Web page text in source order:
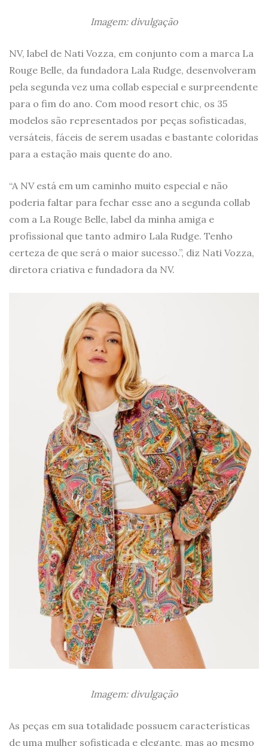
Imagem: divulgação
NV, label de Nati Vozza, em conjunto com a marca La
Rouge Belle, da fundadora Lala Rudge, desenvolveram
pela segunda vez uma collab especial e surpreendente
para o fim do ano. Com mood resort chic, os 35
modelos são representados por peças sofisticadas,
versáteis, fáceis de serem usadas e bastante coloridas
para a estação mais quente do ano.
“A NV está em um caminho muito especial e não
poderia faltar para fechar esse ano a segunda collab
com a La Rouge Belle, label da minha amiga e
profissional que tanto admiro Lala Rudge. Tenho
certeza de que será o maior sucesso.”, diz Nati Vozza,
diretora criativa e fundadora da NV.
Imagem: divulgação
As peças em sua totalidade possuem características
de uma mulher sofisticada e elegante, mas ao mesmo